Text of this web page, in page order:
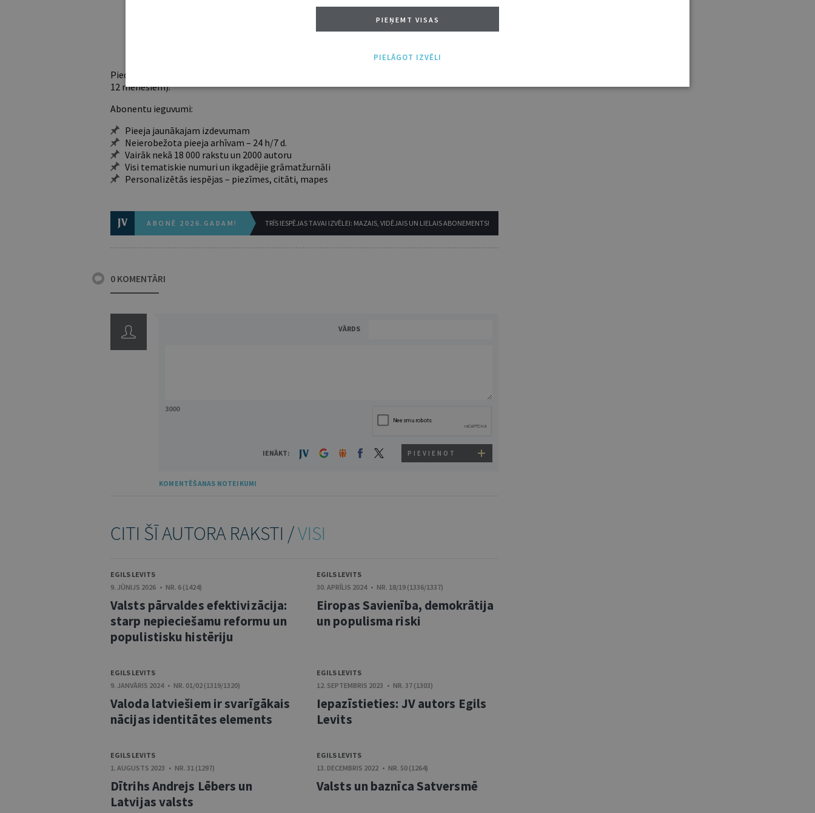
Ja vēl neesi abonents, aicinām pievienoties lasītāju pulkam.
Iegūsi tūlītēju piekļuvi digitālajam saturam!
Piedāvājam trīs abonementu veidus. Vienam lietotājam piemērotākais ir "Mazais" (3, 6 un
12 mēnešiem).
Abonentu ieguvumi:
Pieeja jaunākajam izdevumam
Neierobežota pieeja arhīvam – 24 h/7 d.
Vairāk nekā 18 000 rakstu un 2000 autoru
Visi tematiskie numuri un ikgadējie grāmatžurnāli
Personalizētās iespējas – piezīmes, citāti, mapes
ABONĒ 2026.GADAM! TRĪS IESPĒJAS TAVAI IZVĒLEI: MAZAIS, VIDĒJAIS UN LIELAIS ABONEMENTS!
0 KOMENTĀRI
VĀRDS
3000
IENĀKT: PIEVIENOT
KOMENTĒŠANAS NOTEIKUMI
CITI ŠĪ AUTORA RAKSTI /VISI
EGILS LEVITS
9. JŪNIJS 2026 • NR. 6 (1424)
Valsts pārvaldes efektivizācija:
starp nepieciešamu reformu un
populistisku histēriju
EGILS LEVITS
30. APRĪLIS 2024 • NR. 18/19 (1336/1337)
Eiropas Savienība, demokrātija
un populisma riski
EGILS LEVITS
9. JANVĀRIS 2024 • NR. 01/02 (1319/1320)
Valoda latviešiem ir svarīgākais
nācijas identitātes elements
EGILS LEVITS
12. SEPTEMBRIS 2023 • NR. 37 (1303)
Iepazīstieties: JV autors Egils
Levits
EGILS LEVITS
1. AUGUSTS 2023 • NR. 31 (1297)
Dītrihs Andrejs Lēbers un
Latvijas valsts
EGILS LEVITS
13. DECEMBRIS 2022 • NR. 50 (1264)
Valsts un baznīca Satversmē
PIEŅEMT VISAS
PIELĀGOT IZVĒLI